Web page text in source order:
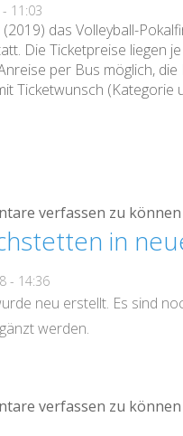
11:03
das Volleyball-
Die Ticketpreise liegen
per Bus möglich,
Ticketwunsch (Kategorie
verfassen zu können
in
- 14:36
neu erstellt. Es sind
werden.
verfassen zu können